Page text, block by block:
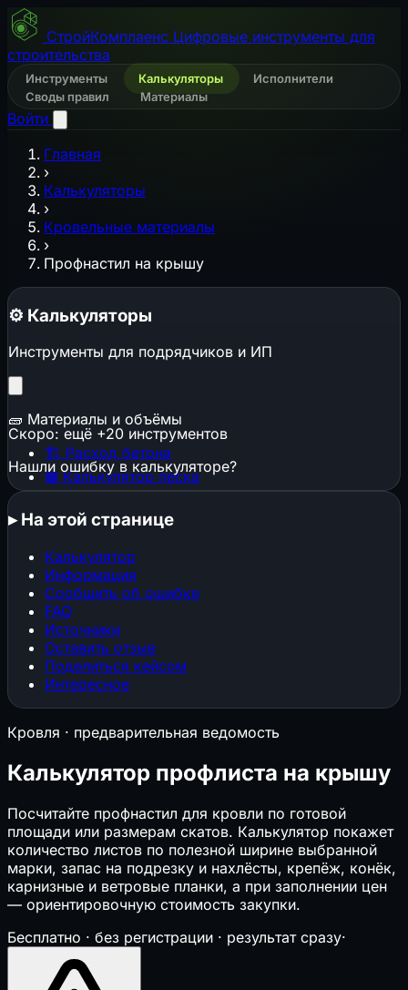
СтройКомплаенс Цифровые инструменты для
строительства
Инструменты Калькуляторы
Исполнители
Своды правил
Материалы
Войти
Главная
›
Калькуляторы
›
Кровельные материалы
›
Профнастил на крышу
⚙️ Калькуляторы
Инструменты для подрядчиков и ИП
🧱 Материалы и объёмы
🏗️ Расход бетона
▦ Калькулятор песка
▦Калькулятор щебня
🕳️Котлован и траншея
🧱Расход кирпича
⬜Газобетон и пеноблоки
🔩Расход арматуры
🎨Расход краски
📜Расход обоев
📐Стяжка пола
🏠Площадь кровли
🏠Кровельные материалы
🧱Клей и затирка для плитки
📐 ГКЛ и металлокаркас
🏗️Конструкции, фундаменты и нагрузки
Строительные леса
⌖Свайный фундамент
⬛Перекрытия (балки, плиты, монолит)
↧ Нагрузки на перекрытие
🔲Забор
🚗Размер автонавеса
❄️Глубина промерзания
🏔️Несущая способность грунта
Скоро: ещё +20 инструментов
Нашли ошибку в калькуляторе?
▸На этой странице
Калькулятор
Информация
Сообщить об ошибке
FAQ
Источники
Оставить отзыв
Поделиться кейсом
Интересное
Кровля · предварительная ведомость
Калькулятор профлиста на крышу
Посчитайте профнастил для кровли по готовой
площади или размерам скатов. Калькулятор покажет
количество листов по полезной ширине выбранной
марки, запас на подрезку и нахлёсты, крепёж, конёк,
карнизные и ветровые планки, а при заполнении цен
— ориентировочную стоимость закупки.
Бесплатно · без регистрации · результат сразу·